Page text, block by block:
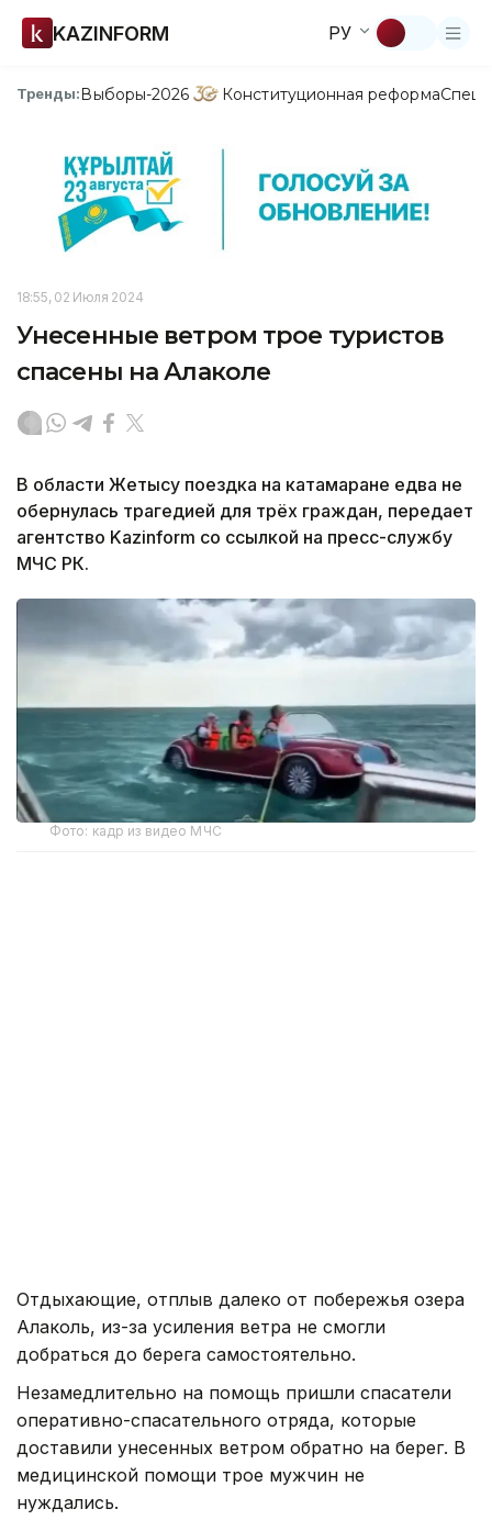
KAZINFORM РУ
Тренды:Выборы-2026 Конституционная реформа
18:55, 02 Июля 2024
Унесенные ветром трое туристов
спасены на Алаколе
В области Жетысу поездка на катамаране едва не
обернулась трагедией для трёх граждан, передает
агентство Kazinform со ссылкой на пресс-службу
МЧС РК.
Фото: кадр из видео МЧС
Отдыхающие, отплыв далеко от побережья озера
Алаколь, из-за усиления ветра не смогли
добраться до берега самостоятельно.
Незамедлительно на помощь пришли спасатели
оперативно-спасательного отряда, которые
доставили унесенных ветром обратно на берег. В
медицинской помощи трое мужчин не
нуждались.